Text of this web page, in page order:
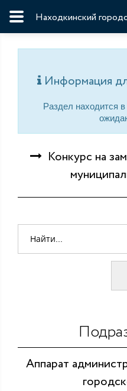
Находкинский
Информация
Раздел находится
Конкурс на
Аппарат